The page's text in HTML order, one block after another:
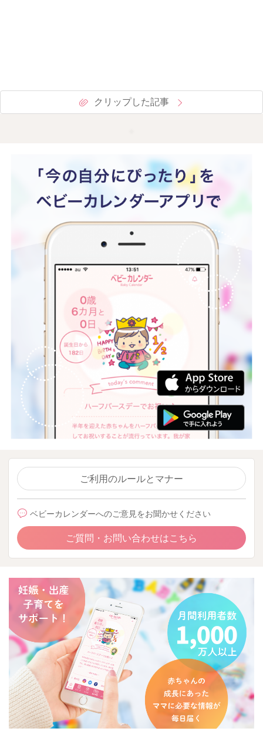
クリップした記事
ご利用のルールとマナー
ベビーカレンダーへのご意見をお聞かせください
ご質問・お問い合わせはこちら